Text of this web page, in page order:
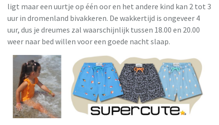
ligt maar een uurtje op één oor en het andere kind kan 2 tot 3
uur in dromenland bivakkeren. De wakkertijd is ongeveer 4
uur, dus je dreumes zal waarschijnlijk tussen 18.00 en 20.00
weer naar bed willen voor een goede nacht slaap.